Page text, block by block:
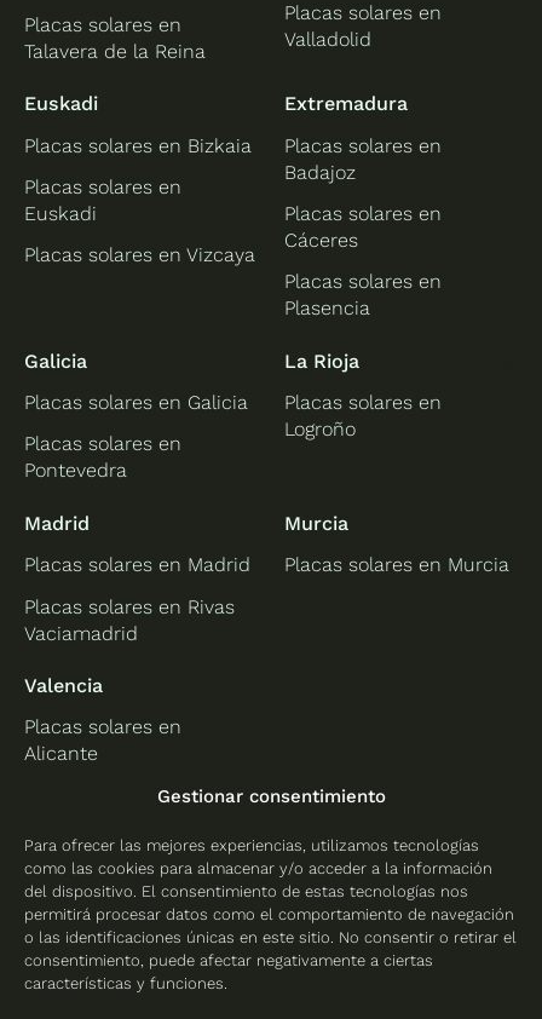
Gestionar consentimiento
Para ofrecer las mejores experiencias, utilizamos tecnologías
como las cookies para almacenar y/o acceder a la información
del dispositivo. El consentimiento de estas tecnologías nos
permitirá procesar datos como el comportamiento de navegación
o las identificaciones únicas en este sitio. No consentir o retirar el
consentimiento, puede afectar negativamente a ciertas
características y funciones.
Placas solares en
Talavera de la Reina
Placas solares en
Valladolid
Euskadi
Placas solares en Bizkaia
Placas solares en
Euskadi
Placas solares en Vizcaya
Extremadura
Placas solares en
Badajoz
Placas solares en
Cáceres
Placas solares en
Plasencia
Galicia
Placas solares en Galicia
Placas solares en
Pontevedra
La Rioja
Placas solares en
Logroño
Madrid
Placas solares en Madrid
Placas solares en Rivas
Vaciamadrid
Murcia
Placas solares en Murcia
Valencia
Placas solares en
Alicante
Placas solares en
Placas solares en
Valencia